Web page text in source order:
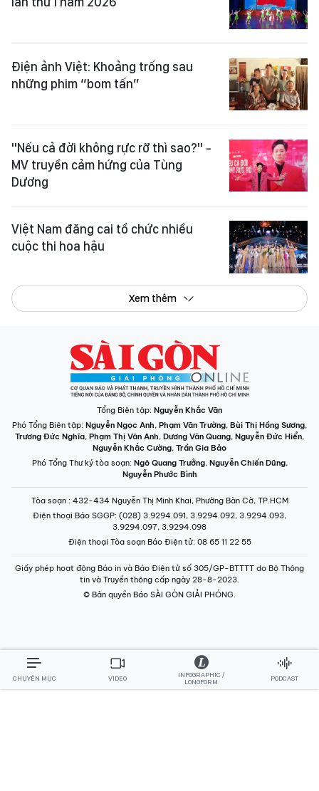
Điện ảnh Việt: Khoảng trống sau
những phim “bom tấn”
"Nếu cả đời không rực rỡ thì sao?" -
MV truyền cảm hứng của Tùng
Dương
Việt Nam đăng cai tổ chức nhiều
cuộc thi hoa hậu
Xem thêm
Tổng Biên tập: Nguyễn Khắc Văn
Phó Tổng Biên tập: Nguyễn Ngọc Anh, Phạm Văn Trường, Bùi Thị Hồng Sương,
Trương Đức Nghĩa, Phạm Thị Vân Anh, Dương Văn Quang, Nguyễn Đức Hiển,
Nguyễn Khắc Cường, Trần Gia Bảo
Phó Tổng Thư ký tòa soạn: Ngô Quang Trưởng, Nguyễn Chiến Dũng,
Nguyễn Phước Bình
Tòa soạn : 432-434 Nguyễn Thị Minh Khai, Phường Bàn Cờ, TP.HCM
Điện thoại Báo SGGP: (028) 3.9294.091, 3.9294.092, 3.9294.093,
3.9294.097, 3.9294.098
Điện thoại Tòa soạn Báo Điện tử: 08 65 11 22 55
Giấy phép hoạt động Báo in và Báo Điện tử số 305/GP-BTTTT do Bộ Thông
tin và Truyền thông cấp ngày 28-8-2023.
© Bản quyền Báo SÀI GÒN GIẢI PHÓNG.
CHUYÊN MỤC VIDEO
INFOGRAPHIC /
LONGFORM
PODCAST